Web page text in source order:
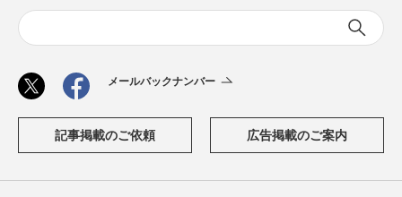
メールバックナンバー
記事掲載のご依頼 広告掲載のご案内